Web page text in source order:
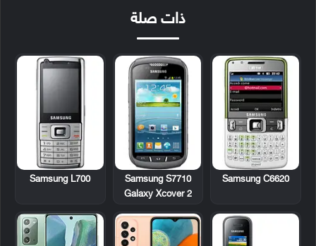
ذات صلة
Samsung C6620
Samsung S7710
Galaxy Xcover 2
Samsung L700